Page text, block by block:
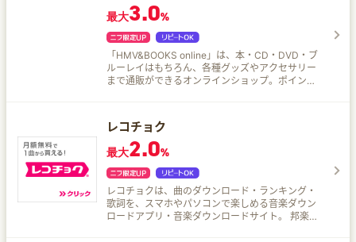
最大3.0%
「HMV&BOOKS online」は、本・CD・DVD・ブ
ルーレイはもちろん、各種グッズやアクセサリー
まで通販ができるオンラインショップ。ポイント
レコチョク
最大2.0%
レコチョクは、曲のダウンロード・ランキング・
歌詞を、スマホやパソコンで楽しめる音楽ダウン
ロードアプリ・音楽ダウンロードサイト。 邦楽・